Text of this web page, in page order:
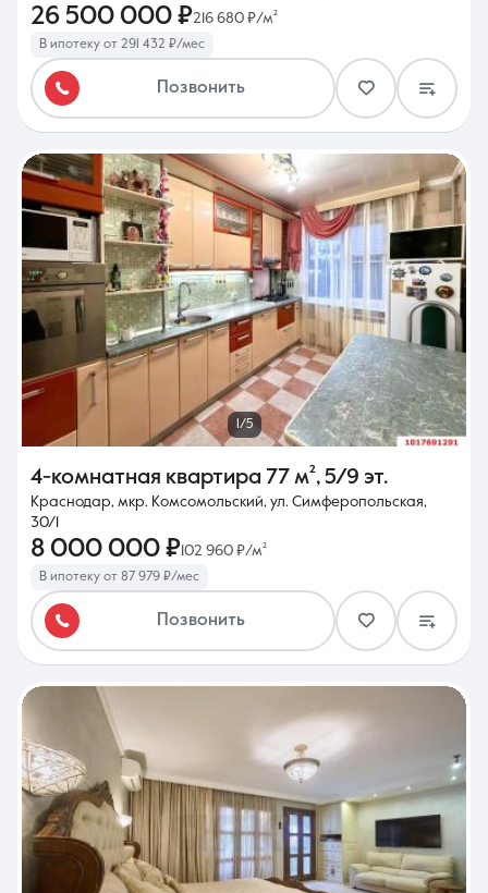
26 500 000 ₽216 680 ₽/м²
В ипотеку от 291 432 ₽/мес
Позвонить
1/5
4-комнатная квартира 77 м², 5/9 эт.
Краснодар, мкр. Комсомольский, ул. Симферопольская,
30/1
8 000 000 ₽ 102 960 ₽/м²
В ипотеку от 87 979 ₽/мес
Позвонить